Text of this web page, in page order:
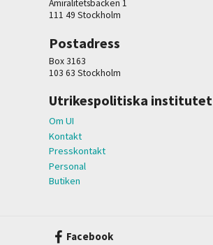
Amiralitetsbacken 1
111 49 Stockholm
Postadress
Box 3163
103 63 Stockholm
Utrikespolitiska institutet
Om UI
Kontakt
Presskontakt
Personal
Butiken
Facebook